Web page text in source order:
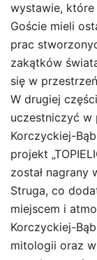
wystawie, które
Goście mieli
prac
zakątków
się w
W drugiej
uczestniczyć w
Korczyckiej-
projekt
został nagrany
Struga, co
miejscem i
Korczyckiej-
mitologii oraz